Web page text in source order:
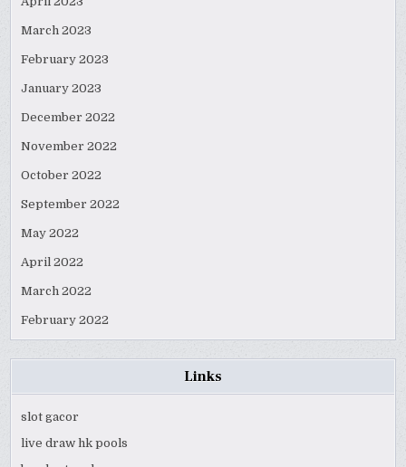
March 2023
February 2023
January 2023
December 2022
November 2022
October 2022
September 2022
May 2022
April 2022
March 2022
February 2022
Links
slot gacor
live draw hk pools